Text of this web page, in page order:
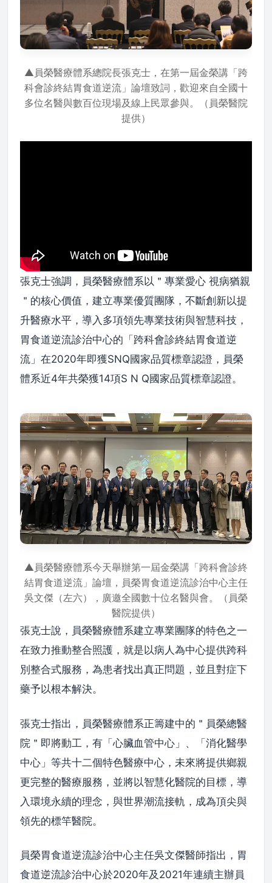
▲員榮醫療體系總院長張克士，在第一屆金榮講「跨
科會診終結胃食道逆流」論壇致詞，歡迎來自全國十
多位名醫與數百位現場及線上民眾參與。（員榮醫院
提供）
張克士強調，員榮醫療體系以＂專業愛心 視病猶親
＂的核心價值，建立專業優質團隊，不斷創新以提
升醫療水平，導入多項領先專業技術與智慧科技，
胃食道逆流診治中心的「跨科會診終結胃食道逆
流」在2020年即獲SNQ國家品質標章認證，員榮
體系近4年共榮獲14項S N Q國家品質標章認證。
▲員榮醫療體系今天舉辦第一屆金榮講「跨科會診終
結胃食道逆流」論壇，員榮胃食道逆流診治中心主任
吳文傑（左六），廣邀全國數十位名醫與會。（員榮
醫院提供）
張克士說，員榮醫療體系建立專業團隊的特色之一
在致力推動整合照護，就是以病人為中心提供跨科
別整合式服務，為患者找出真正問題，並且對症下
藥予以根本解決。
張克士指出，員榮醫療體系正籌建中的＂員榮總醫
院＂即將動工，有「心臟血管中心」、「消化醫學
中心」等共十二個特色醫療中心，未來將提供鄉親
更完整的醫療服務，並將以智慧化醫院的目標，導
入環境永續的理念，與世界潮流接軌，成為頂尖與
領先的標竿醫院。
員榮胃食道逆流診治中心主任吳文傑醫師指出，胃
食道逆流診治中心於2020年及2021年連續主辦員